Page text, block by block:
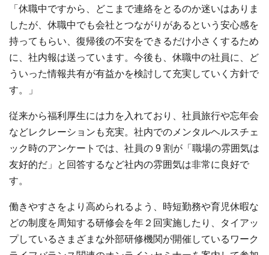
「休職中ですから、どこまで連絡をとるのか迷いはありま
したが、休職中でも会社とつながりがあるという安⼼感を
持ってもらい、復帰後の不安をできるだけ⼩さくするため
に、社内報は送っています。今後も、休職中の社員に、ど
ういった情報共有が有益かを検討して充実していく⽅針で
す。」
従来から福利厚⽣には⼒を⼊れており、社員旅⾏や忘年会
などレクレーションも充実。社内でのメンタルヘルスチェ
ック時のアンケートでは、社員の 9 割が「職場の雰囲気は
友好的だ」と回答するなど社内の雰囲気は⾮常に良好で
す。
働きやすさをより⾼められるよう、時短勤務や育児休暇な
どの制度を周知する研修会を年２回実施したり、タイアッ
プしているさまざまな外部研修機関が開催しているワーク